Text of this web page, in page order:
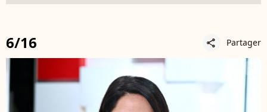
6/16 share Partager